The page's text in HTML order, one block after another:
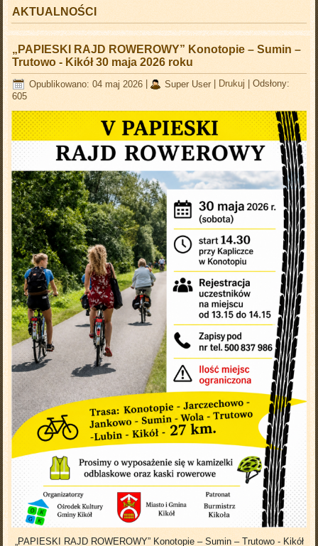
AKTUALNOŚCI
„PAPIESKI RAJD ROWEROWY” Konotopie – Sumin –
Trutowo - Kikół 30 maja 2026 roku
Opublikowano: 04 maj 2026 Super User| Drukuj |Odsłony:
605
„PAPIESKI RAJD ROWEROWY” Konotopie – Sumin – Trutowo - Kikół